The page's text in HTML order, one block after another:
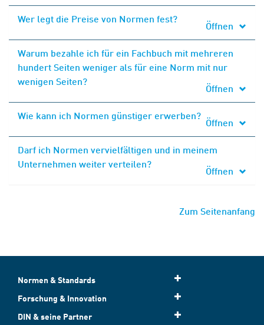
Wer legt die Preise von Normen fest?
Öffnen
Warum bezahle ich für ein Fachbuch mit mehreren
hundert Seiten weniger als für eine Norm mit nur
wenigen Seiten?
Öffnen
Wie kann ich Normen günstiger erwerben?
Öffnen
Darf ich Normen vervielfältigen und in meinem
Unternehmen weiter verteilen?
Öffnen
Zum Seitenanfang
Normen & Standards
Forschung & Innovation
DIN & seine Partner